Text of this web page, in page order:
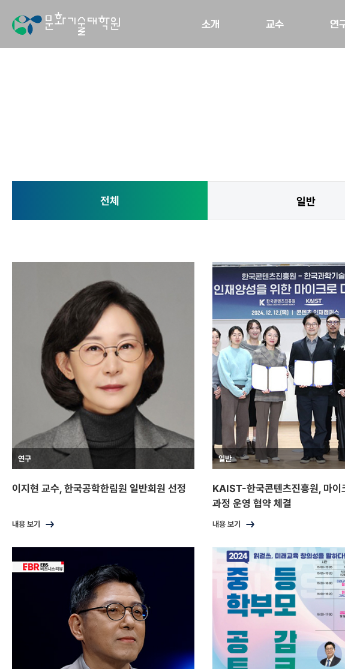
소개 교수 연
전체 일반
연구
이지현 교수, 한국공학한림원 일반회원 선정
내용 보기
일반
KAIST-한국콘텐츠진흥원, 마이
과정 운영 협약 체결
내용 보기